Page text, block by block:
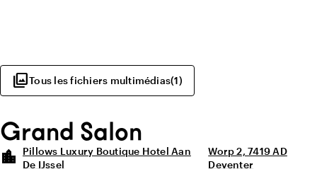
photo_libraryTous les fichiers multimédias(1)
Grand Salon
location_city
Pillows Luxury Boutique Hotel Aan
De IJssel
Worp 2, 7419 AD
Deventer